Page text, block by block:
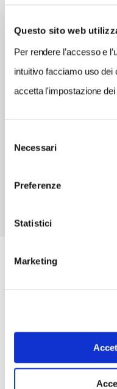
Questo sito web
Per rendere l’accesso e
intuitivo facciamo uso dei
accetta l'impostazione
delNecessari
Preferenze
Statistici
Marketing
INDIRIZZO EMAIL
TELEFONO
040231745
ORARI DI APERTURA